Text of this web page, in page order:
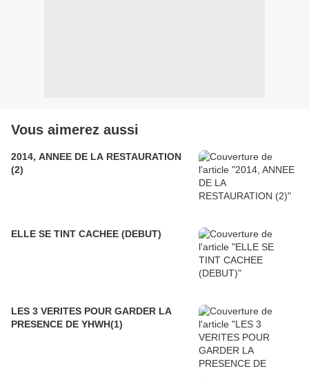
Vous aimerez aussi
2014, ANNEE DE LA RESTAURATION
(2)
ELLE SE TINT CACHEE (DEBUT)
LES 3 VERITES POUR GARDER LA
PRESENCE DE YHWH(1)